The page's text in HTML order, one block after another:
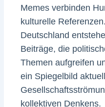
Memes verbinden
kulturelle
Deutschland
Beiträge, die
Themen aufgreifen
ein Spiegelbild
kollektiven Denkens.